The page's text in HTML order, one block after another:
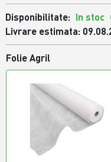
Disponibilitate: In stoc
Livrare estimata:
Folie Agril